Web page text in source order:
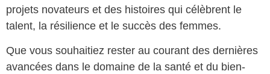
projets novateurs et des histoires qui célèbrent le
talent, la résilience et le succès des femmes.
Que vous souhaitiez rester au courant des dernières
avancées dans le domaine de la santé et du bien-